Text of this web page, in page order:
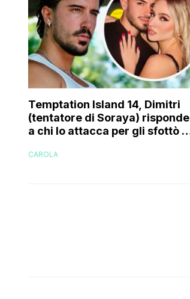
Temptation Island 14, Dimitri
(tentatore di Soraya) risponde
a chi lo attacca per gli sfottò a
‘Spiderman’
CAROLA